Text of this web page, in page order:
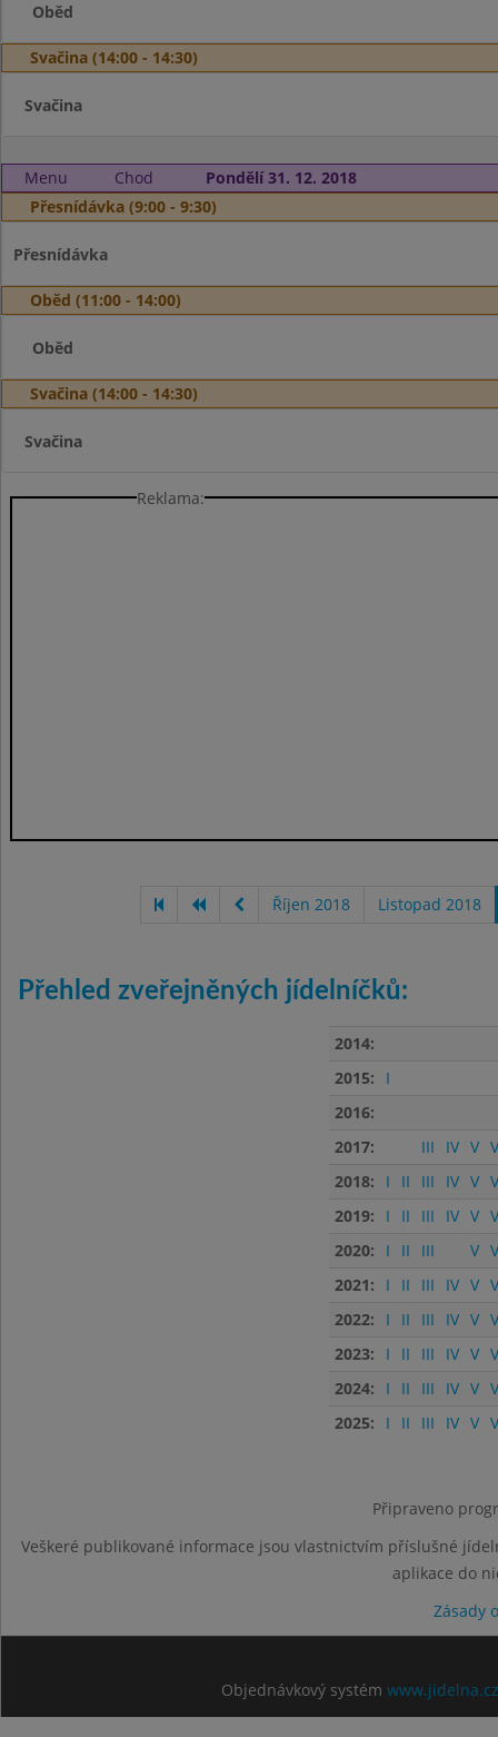
Oběd
Svačina (14:00 - 14:30)
Svačina
Menu Chod
Pondělí 31. 12. 2018
Přesnídávka (9:00 - 9:30)
Přesnídávka
Oběd (11:00 - 14:00)
Oběd
Svačina (14:00 - 14:30)
Svačina
Reklama:
Říjen 2018 Listopad 2018
Přehled zveřejněných jídelníčků:
2014:
2015:
I
2016:
2017:
III IV V
2018:
I II III IV V
2019:
I II III IV V
2020:
I II III V
2021:
I II III IV V
2022:
I II III IV V
2023:
I II III IV V
2024:
I II III IV V
2025:
I II III IV V
Připraveno
Veškeré publikované informace jsou vlastnictvím příslušné
aplikace do
Zásady
Objednávkový systém www.jidelna.cz